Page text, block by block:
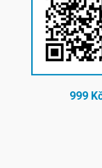
999